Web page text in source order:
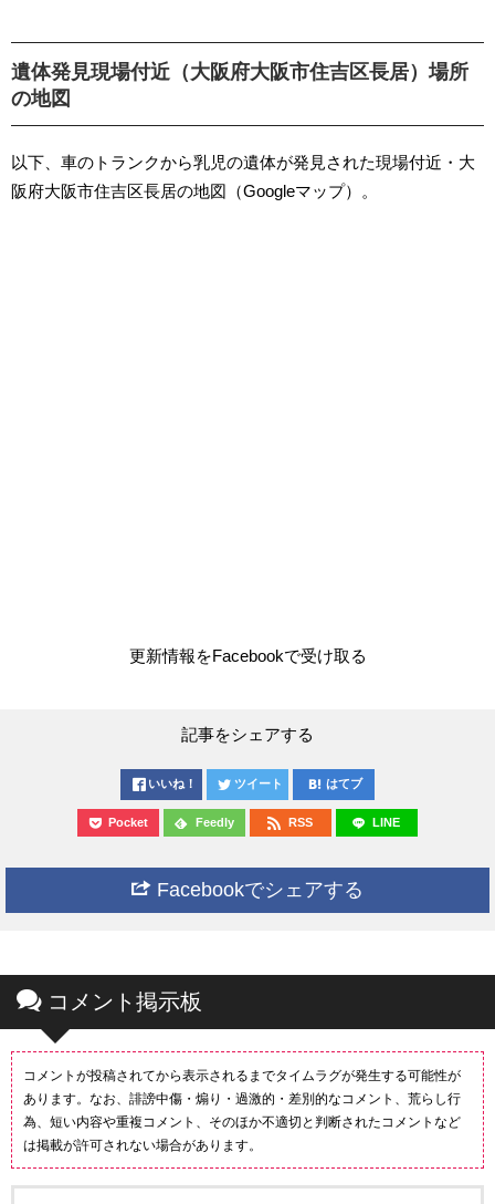
遺体発見現場付近（大阪府大阪市住吉区長居）場所
の地図
以下、車のトランクから乳児の遺体が発見された現場付近・大
阪府大阪市住吉区長居の地図（Googleマップ）。
更新情報をFacebookで受け取る
記事をシェアする
いいね！ ツイート はてブ
Pocket Feedly RSS LINE
Facebookでシェアする
コメント掲示板
コメントが投稿されてから表示されるまでタイムラグが発生する可能性が
あります。なお、誹謗中傷・煽り・過激的・差別的なコメント、荒らし行
為、短い内容や重複コメント、そのほか不適切と判断されたコメントなど
は掲載が許可されない場合があります。